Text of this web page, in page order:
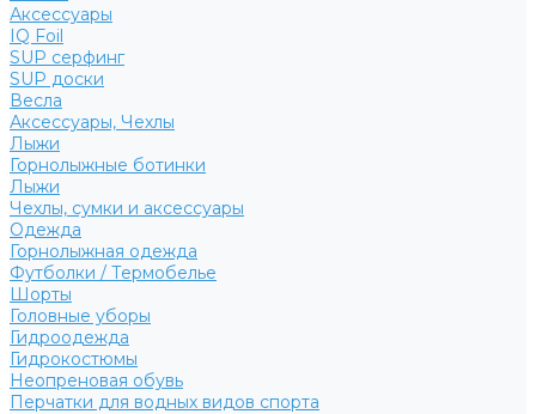
Аксессуары
IQ Foil
SUP серфинг
SUP доски
Весла
Аксессуары, Чехлы
Лыжи
Горнолыжные ботинки
Лыжи
Чехлы, сумки и аксессуары
Одежда
Горнолыжная одежда
Футболки / Термобелье
Шорты
Головные уборы
Гидроодежда
Гидрокостюмы
Неопреновая обувь
Перчатки для водных видов спорта